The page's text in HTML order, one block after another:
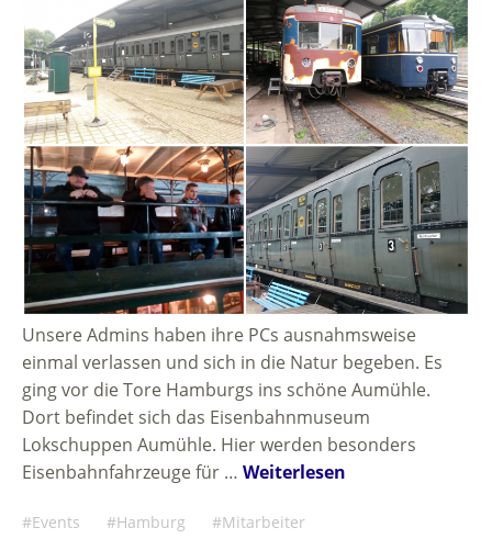
Unsere Admins haben ihre PCs ausnahmsweise
einmal verlassen und sich in die Natur begeben. Es
ging vor die Tore Hamburgs ins schöne Aumühle.
Dort befindet sich das Eisenbahnmuseum
Lokschuppen Aumühle. Hier werden besonders
Eisenbahnfahrzeuge für … Weiterlesen
Events Hamburg Mitarbeiter